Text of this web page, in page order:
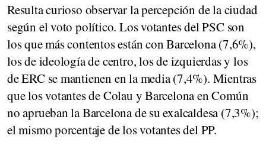
Resulta curioso observar la percepción de la ciudad
según el voto político. Los votantes del PSC son
los que más contentos están con Barcelona (7,6%),
los de ideología de centro, los de izquierdas y los
de ERC se mantienen en la media (7,4%). Mientras
que los votantes de Colau y Barcelona en Común
no aprueban la Barcelona de su exalcaldesa (7,3%);
el mismo porcentaje de los votantes del PP.